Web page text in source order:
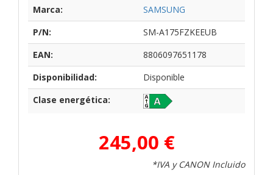
Marca:
SAMSUNG
P/N:
SM-A175FZKEEUB
EAN:
8806097651178
Disponibilidad:
Disponible
Clase energética:
245,00 €
*IVA y CANON Incluido